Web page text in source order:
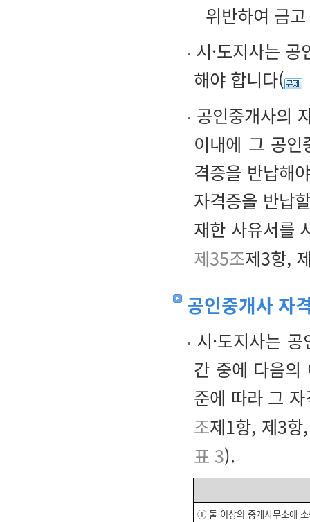
위반하여 금
시·도지사는
해야 합니다(
공인중개사의
이내에 그 공인
격증을 반납해
자격증을 반납
재한 사유서를
제35조제3항,
공인중개사 자
시·도지사는
간 중에 다음의
준에 따라 그
조제1항, 제3
표 3).
① 둘 이상의 중개사무소에